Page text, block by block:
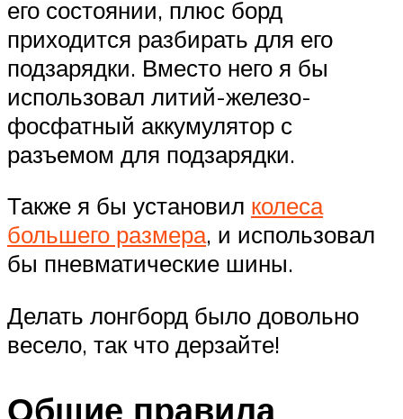
его состоянии, плюс борд
приходится разбирать для его
подзарядки. Вместо него я бы
использовал литий-железо-
фосфатный аккумулятор с
разъемом для подзарядки.
Также я бы установил колеса
большего размера, и использовал
бы пневматические шины.
Делать лонгборд было довольно
весело, так что дерзайте!
Общие правила